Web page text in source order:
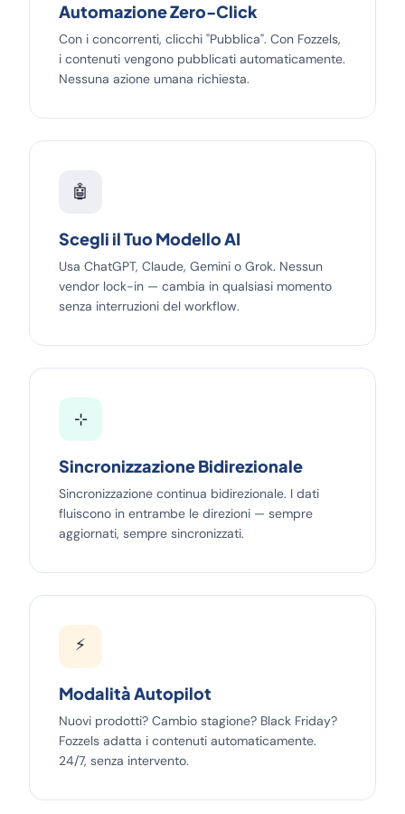
Automazione Zero-Click
Con i concorrenti, clicchi "Pubblica". Con Fozzels,
i contenuti vengono pubblicati automaticamente.
Nessuna azione umana richiesta.
🤖
Scegli il Tuo Modello AI
Usa ChatGPT, Claude, Gemini o Grok. Nessun
vendor lock-in — cambia in qualsiasi momento
senza interruzioni del workflow.
⊹
Sincronizzazione Bidirezionale
Sincronizzazione continua bidirezionale. I dati
fluiscono in entrambe le direzioni — sempre
aggiornati, sempre sincronizzati.
⚡
Modalità Autopilot
Nuovi prodotti? Cambio stagione? Black Friday?
Fozzels adatta i contenuti automaticamente.
24/7, senza intervento.